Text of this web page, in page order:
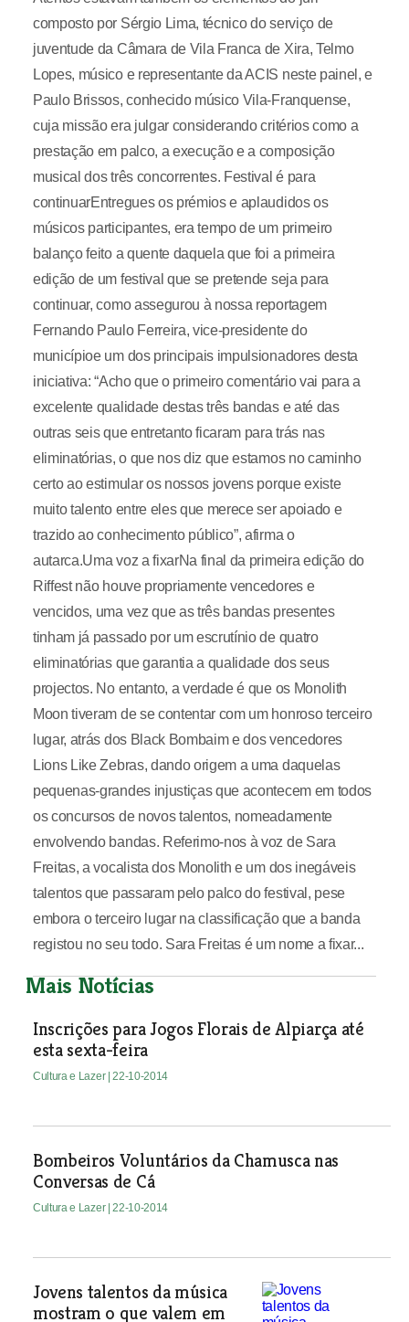
composto por Sérgio Lima, técnico do serviço de
juventude da Câmara de Vila Franca de Xira, Telmo
Lopes, músico e representante da ACIS neste painel, e
Paulo Brissos, conhecido músico Vila-Franquense,
cuja missão era julgar considerando critérios como a
prestação em palco, a execução e a composição
musical dos três concorrentes. Festival é para
continuarEntregues os prémios e aplaudidos os
músicos participantes, era tempo de um primeiro
balanço feito a quente daquela que foi a primeira
edição de um festival que se pretende seja para
continuar, como assegurou à nossa reportagem
Fernando Paulo Ferreira, vice-presidente do
municípioe um dos principais impulsionadores desta
iniciativa: “Acho que o primeiro comentário vai para a
excelente qualidade destas três bandas e até das
outras seis que entretanto ficaram para trás nas
eliminatórias, o que nos diz que estamos no caminho
certo ao estimular os nossos jovens porque existe
muito talento entre eles que merece ser apoiado e
trazido ao conhecimento público”, afirma o
autarca.Uma voz a fixarNa final da primeira edição do
Riffest não houve propriamente vencedores e
vencidos, uma vez que as três bandas presentes
tinham já passado por um escrutínio de quatro
eliminatórias que garantia a qualidade dos seus
projectos. No entanto, a verdade é que os Monolith
Moon tiveram de se contentar com um honroso terceiro
lugar, atrás dos Black Bombaim e dos vencedores
Lions Like Zebras, dando origem a uma daquelas
pequenas-grandes injustiças que acontecem em todos
os concursos de novos talentos, nomeadamente
envolvendo bandas. Referimo-nos à voz de Sara
Freitas, a vocalista dos Monolith e um dos inegáveis
talentos que passaram pelo palco do festival, pese
embora o terceiro lugar na classificação que a banda
registou no seu todo. Sara Freitas é um nome a fixar...
Mais Notícias
Inscrições para Jogos Florais de Alpiarça até
esta sexta-feira
Cultura e Lazer | 22-10-2014
Bombeiros Voluntários da Chamusca nas
Conversas de Cá
Cultura e Lazer | 22-10-2014
Jovens talentos da música
mostram o que valem em